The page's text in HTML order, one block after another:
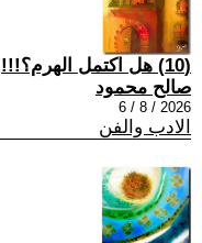
(10) هل اكتمل الهرم؟!!!
صالح محمود
2026 / 8 / 6
الادب والفن